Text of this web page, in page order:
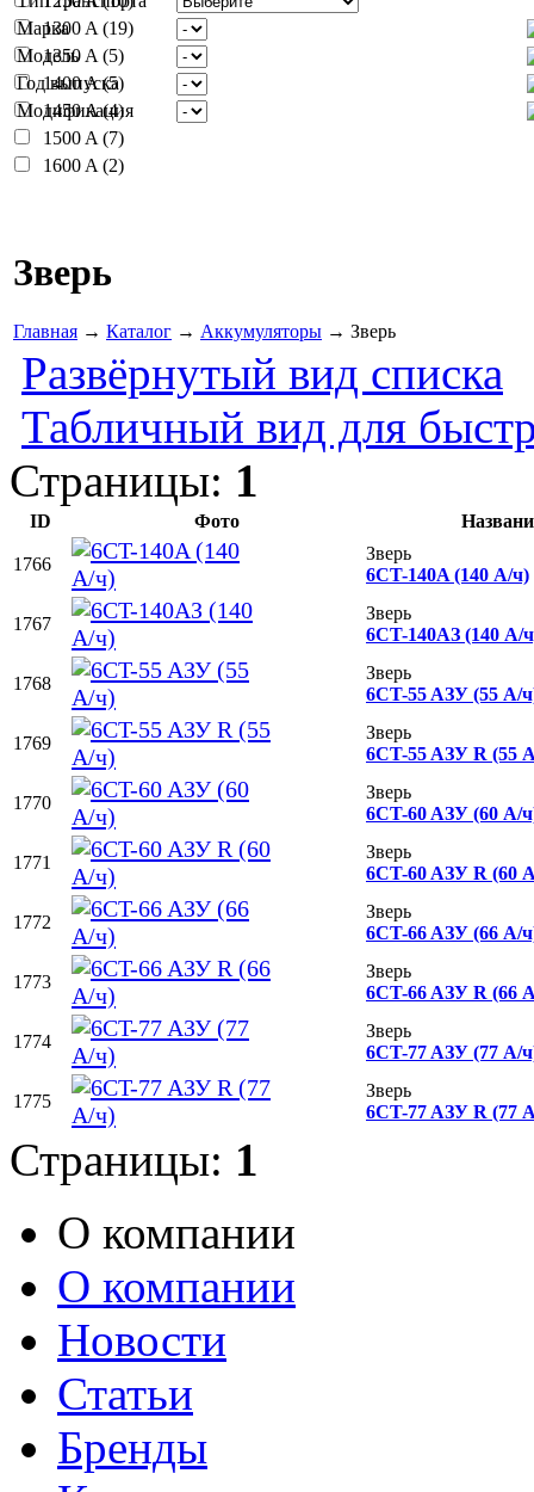
1300 A (19)
1350 A (5)
1400 A (5)
1450 A (4)
1500 A (7)
1600 A (2)
Марка
Модель
Год выпуска
Модификация
Зверь
Главная → Каталог → Аккумуляторы → Зверь
Развёрнутый вид списка
Табличный вид для
Страницы: 1
ID Фото
1766
Зверь
6CT-140A (140 А/ч)
1767
Зверь
6CT-140AЗ (140 А/
1768
Зверь
6CT-55 AЗУ (55 А/
1769
Зверь
6CT-55 AЗУ R (55
1770
Зверь
6CT-60 AЗУ (60 А/
1771
Зверь
6CT-60 AЗУ R (60
1772
Зверь
6CT-66 AЗУ (66 А/
1773
Зверь
6CT-66 AЗУ R (66
1774
Зверь
6CT-77 AЗУ (77 А/
1775
Зверь
6CT-77 AЗУ R (77
Страницы: 1
О компании
О компании
Новости
Статьи
Бренды